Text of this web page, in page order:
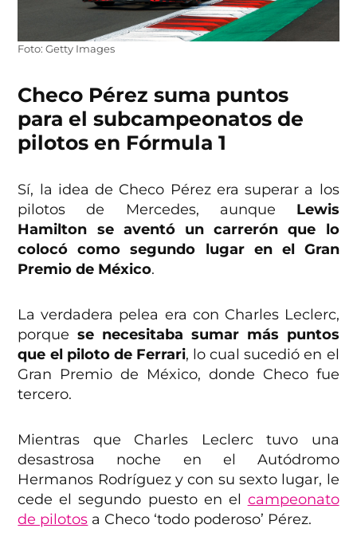
Foto: Getty Images
Checo Pérez suma puntos
para el subcampeonatos de
pilotos en Fórmula 1
Sí, la idea de Checo Pérez era superar a los
pilotos de Mercedes, aunque Lewis
Hamilton se aventó un carrerón que lo
colocó como segundo lugar en el Gran
Premio de México.
La verdadera pelea era con Charles Leclerc,
porque se necesitaba sumar más puntos
que el piloto de Ferrari, lo cual sucedió en el
Gran Premio de México, donde Checo fue
tercero.
Mientras que Charles Leclerc tuvo una
desastrosa noche en el Autódromo
Hermanos Rodríguez y con su sexto lugar, le
cede el segundo puesto en el campeonato
de pilotos a Checo ‘todo poderoso’ Pérez.